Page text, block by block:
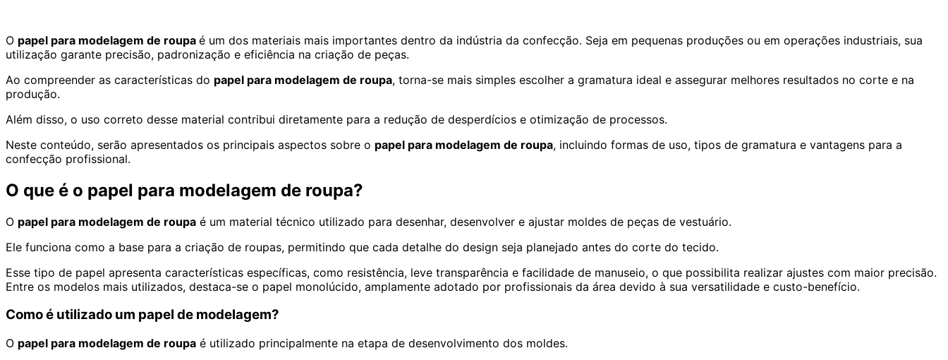
O papel para modelagem de roupa é um dos materiais mais importantes dentro da indústria da confecção. Seja em pequenas produções ou em operações industriais, sua
utilização garante precisão, padronização e eficiência na criação de peças.
Ao compreender as características do papel para modelagem de roupa, torna-se mais simples escolher a gramatura ideal e assegurar melhores resultados no corte e na
produção.
Além disso, o uso correto desse material contribui diretamente para a redução de desperdícios e otimização de processos.
Neste conteúdo, serão apresentados os principais aspectos sobre o papel para modelagem de roupa, incluindo formas de uso, tipos de gramatura e vantagens para a
confecção profissional.
O que é o papel para modelagem de roupa?
O papel para modelagem de roupa é um material técnico utilizado para desenhar, desenvolver e ajustar moldes de peças de vestuário.
Ele funciona como a base para a criação de roupas, permitindo que cada detalhe do design seja planejado antes do corte do tecido.
Esse tipo de papel apresenta características específicas, como resistência, leve transparência e facilidade de manuseio, o que possibilita realizar ajustes com maior precisão.
Entre os modelos mais utilizados, destaca-se o papel monolúcido, amplamente adotado por profissionais da área devido à sua versatilidade e custo-benefício.
Como é utilizado um papel de modelagem?
O papel para modelagem de roupa é utilizado principalmente na etapa de desenvolvimento dos moldes.